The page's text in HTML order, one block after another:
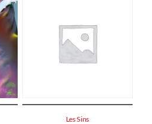
Les Sins